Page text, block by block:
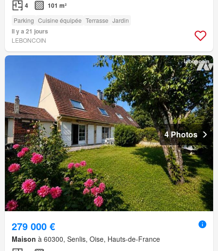
4 101 m²
Parking Cuisine équipée Terrasse Jardin
Il y a 21 jours
LEBONCOIN
4 Photos
279 000 €
Maison à 60300, Senlis, Oise, Hauts-de-France